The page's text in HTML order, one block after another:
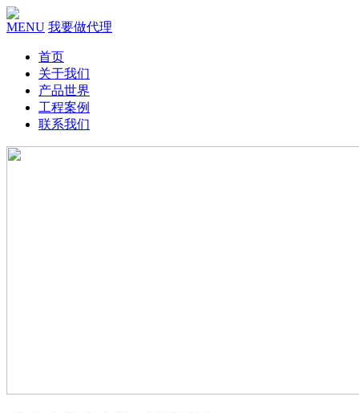
MENU 我要做代理
首页
关于我们
产品世界
工程案例
联系我们